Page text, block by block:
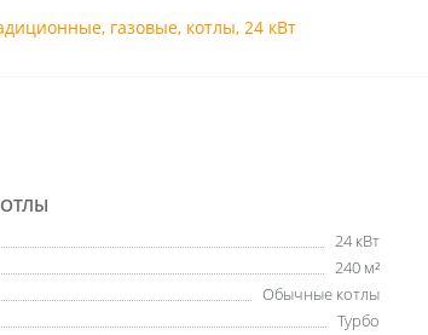
, газовые, котлы, 24 кВт
24 кВт
240 м²
Обычные котлы
Турбо